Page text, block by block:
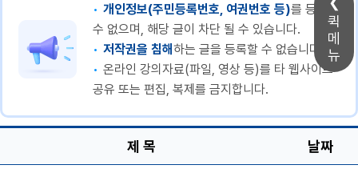
퀵
메
뉴
개인정보(주민등록번호, 여권번호 등)를 등록할
수 없으며, 해당 글이 차단 될 수 있습니다.
저작권을 침해하는 글을 등록할 수 없습니다.
온라인 강의자료(파일, 영상 등)를 타 웹사이트
공유 또는 편집, 복제를 금지합니다.
제 목 날짜